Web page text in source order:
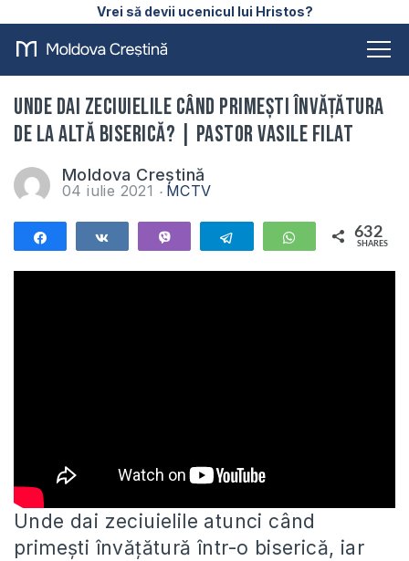
Vrei să devii ucenicul lui Hristos?
Unde dai zeciuielile când primești învățătura
de la altă biserică? | Pastor Vasile Filat
Moldova Creștină
04 iulie 2021 MCTV
Telegram WhatsApp
632
SHARES
Unde dai zeciuielile atunci când
primești învățătură într-o biserică, iar